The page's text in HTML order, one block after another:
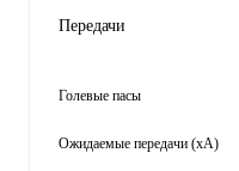
Передачи
Голевые пасы
Ожидаемые передачи (xA)